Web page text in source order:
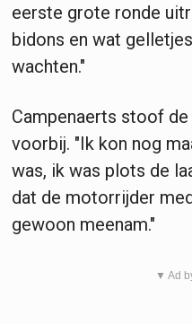
eerste grote ronde
bidons en wat
wachten."
Campenaerts stoof
voorbij. "Ik kon nog
was, ik was plots de
dat de motorrijder
gewoon meenam."
▼ Ad